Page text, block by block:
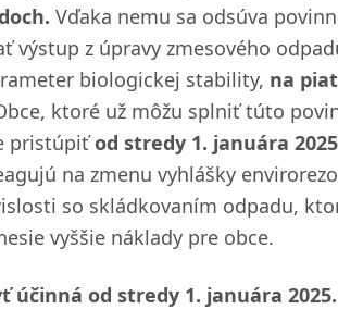
Vďaka nemu sa odsúva
výstup z úpravy zmesového
biologickej stability, na
ktoré už môžu splniť túto
pristúpiťod stredy 1. januára
na zmenu vyhlášky
so skládkovaním odpadu,
vyššie náklady pre obce.
účinná od stredy 1. januára 2025.